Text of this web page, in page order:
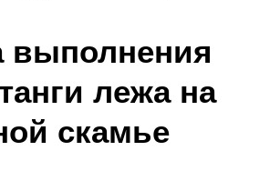
выполнения
лежа на
скамье